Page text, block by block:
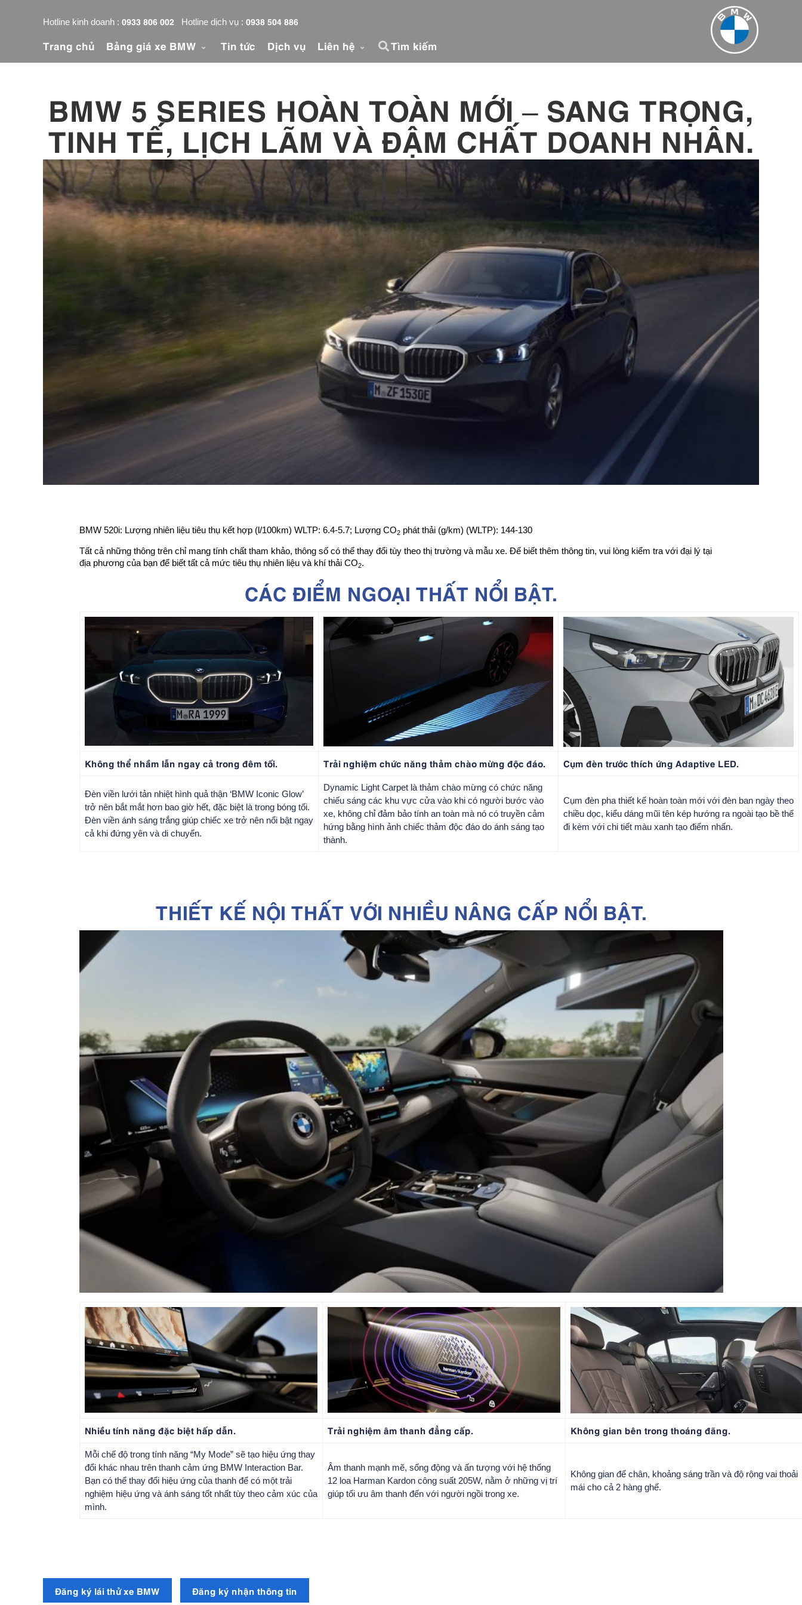
Hotline kinh doanh : 0933 806 002 Hotline dịch vụ : 0938 504 886
Trang chủ Bảng giá xe BMW Tin tức Dịch vụ Liên hệ Tìm kiếm
BMW 5 SERIES HOÀN TOÀN MỚI – SANG TRỌNG,
TINH TẾ, LỊCH LÃM VÀ ĐẬM CHẤT DOANH NHÂN.
BMW 520i: Lượng nhiên liệu tiêu thụ kết hợp (l/100km) WLTP: 6.4-5.7; Lượng CO2phát thải (g/km) (WLTP): 144-130
Tất cả những thông trên chỉ mang tính chất tham khảo, thông số có thể thay đổi tùy theo thị trường và mẫu xe. Để biết thêm thông tin, vui lòng kiểm tra với đại lý tại
địa phương của bạn để biết tất cả mức tiêu thụ nhiên liệu và khí thải CO2.
CÁC ĐIỂM NGOẠI THẤT NỔI BẬT.
Không thể nhầm lẫn ngay cả trong đêm tối. Trải nghiệm chức năng thảm chào mừng độc đáo. Cụm đèn trước thích ứng Adaptive LED.
Đèn viền lưới tản nhiệt hình quả thận ‘BMW Iconic Glow’
trở nên bắt mắt hơn bao giờ hết, đặc biệt là trong bóng tối.
Đèn viền ánh sáng trắng giúp chiếc xe trở nên nổi bật ngay
cả khi đứng yên và di chuyển.
Dynamic Light Carpet là thảm chào mừng có chức năng
chiếu sáng các khu vực cửa vào khi có người bước vào
xe, không chỉ đảm bảo tính an toàn mà nó có truyền cảm
hứng bằng hình ảnh chiếc thảm độc đáo do ánh sáng tạo
thành.
Cụm đèn pha thiết kế hoàn toàn mới với đèn ban ngày theo
chiều dọc, kiểu dáng mũi tên kép hướng ra ngoài tạo bề thế
đi kèm với chi tiết màu xanh tạo điểm nhấn.
THIẾT KẾ NỘI THẤT VỚI NHIỀU NÂNG CẤP NỔI BẬT.
Nhiều tính năng đặc biệt hấp dẫn. Trải nghiệm âm thanh đẳng cấp. Không gian bên trong thoáng đãng.
Mỗi chế độ trong tính năng “My Mode” sẽ tạo hiệu ứng thay
đổi khác nhau trên thanh cảm ứng BMW Interaction Bar.
Bạn có thể thay đổi hiệu ứng của thanh để có một trải
nghiệm hiệu ứng và ánh sáng tốt nhất tùy theo cảm xúc của
mình.
Âm thanh mạnh mẽ, sống động và ấn tượng với hệ thống
12 loa Harman Kardon công suất 205W, nằm ở những vị trí
giúp tối ưu âm thanh đến với người ngồi trong xe.
Không gian để chân, khoảng sáng trần và độ rộng vai thoải
mái cho cả 2 hàng ghế.
Đăng ký lái thử xe BMW Đăng ký nhận thông tin